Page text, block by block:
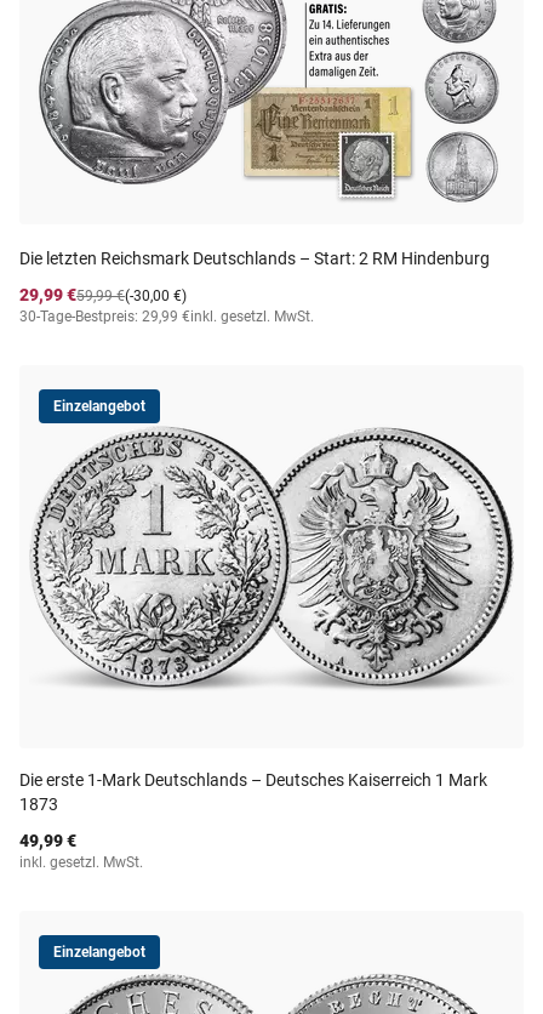
Die letzten Reichsmark Deutschlands – Start: 2 RM Hindenburg
29,99 €
(-30,00 €)
59,99 €
30-Tage-Bestpreis: 29,99 €inkl. gesetzl. MwSt.
Einzelangebot
Die erste 1-Mark Deutschlands – Deutsches Kaiserreich 1 Mark
1873
49,99 €
inkl. gesetzl. MwSt.
Einzelangebot